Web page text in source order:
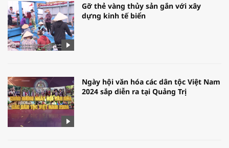
Gỡ thẻ vàng thủy sản gắn với xây
dựng kinh tế biển
Ngày hội văn hóa các dân tộc Việt Nam
2024 sắp diễn ra tại Quảng Trị